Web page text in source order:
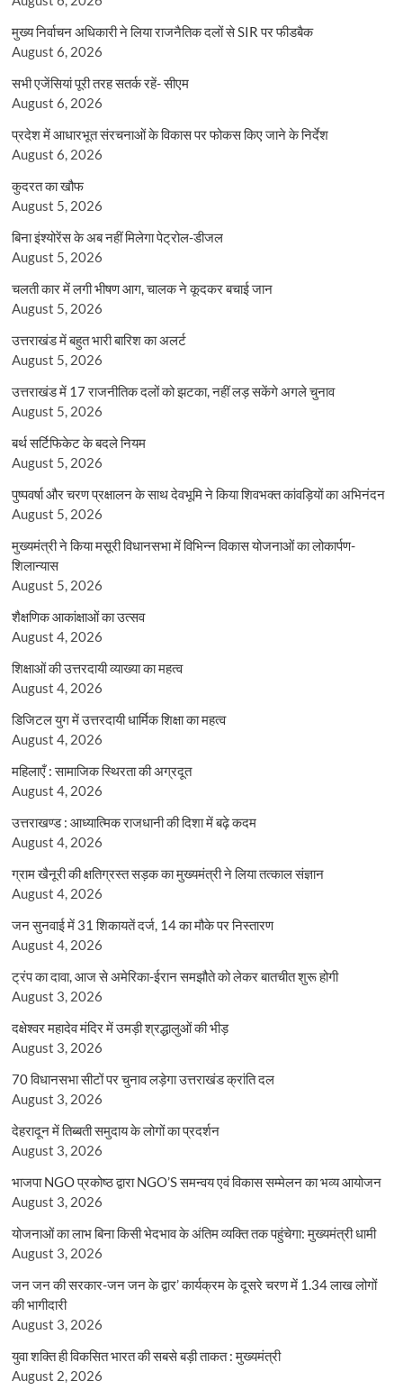
मुख्य निर्वाचन अधिकारी ने लिया राजनैतिक दलों से SIR पर फीडबैक
August 6, 2026
सभी एजेंसियां पूरी तरह सतर्क रहें- सीएम
August 6, 2026
प्रदेश में आधारभूत संरचनाओं के विकास पर फोकस किए जाने के निर्देश
August 6, 2026
कुदरत का खौफ
August 5, 2026
बिना इंश्योरेंस के अब नहीं मिलेगा पेट्रोल-डीजल
August 5, 2026
चलती कार में लगी भीषण आग, चालक ने कूदकर बचाई जान
August 5, 2026
उत्तराखंड में बहुत भारी बारिश का अलर्ट
August 5, 2026
उत्तराखंड में 17 राजनीतिक दलों को झटका, नहीं लड़ सकेंगे अगले चुनाव
August 5, 2026
बर्थ सर्टिफिकेट के बदले नियम
August 5, 2026
पुष्पवर्षा और चरण प्रक्षालन के साथ देवभूमि ने किया शिवभक्त कांवड़ियों का अभिनंदन
August 5, 2026
मुख्यमंत्री ने किया मसूरी विधानसभा में विभिन्न विकास योजनाओं का लोकार्पण-
शिलान्यास
August 5, 2026
शैक्षणिक आकांक्षाओं का उत्सव
August 4, 2026
शिक्षाओं की उत्तरदायी व्याख्या का महत्व
August 4, 2026
डिजिटल युग में उत्तरदायी धार्मिक शिक्षा का महत्व
August 4, 2026
महिलाएँ : सामाजिक स्थिरता की अग्रदूत
August 4, 2026
उत्तराखण्ड : आध्यात्मिक राजधानी की दिशा में बढ़े कदम
August 4, 2026
ग्राम खैनूरी की क्षतिग्रस्त सड़क का मुख्यमंत्री ने लिया तत्काल संज्ञान
August 4, 2026
जन सुनवाई में 31 शिकायतें दर्ज, 14 का मौके पर निस्तारण
August 4, 2026
ट्रंप का दावा, आज से अमेरिका-ईरान समझौते को लेकर बातचीत शुरू होगी
August 3, 2026
दक्षेश्वर महादेव मंदिर में उमड़ी श्रद्धालुओं की भीड़
August 3, 2026
70 विधानसभा सीटों पर चुनाव लड़ेगा उत्तराखंड क्रांति दल
August 3, 2026
देहरादून में तिब्बती समुदाय के लोगों का प्रदर्शन
August 3, 2026
भाजपा NGO प्रकोष्ठ द्वारा NGO’S समन्वय एवं विकास सम्मेलन का भव्य आयोजन
August 3, 2026
योजनाओं का लाभ बिना किसी भेदभाव के अंतिम व्यक्ति तक पहुंचेगा: मुख्यमंत्री धामी
August 3, 2026
जन जन की सरकार-जन जन के द्वार’ कार्यक्रम के दूसरे चरण में 1.34 लाख लोगों
की भागीदारी
August 3, 2026
युवा शक्ति ही विकसित भारत की सबसे बड़ी ताकत : मुख्यमंत्री
August 2, 2026